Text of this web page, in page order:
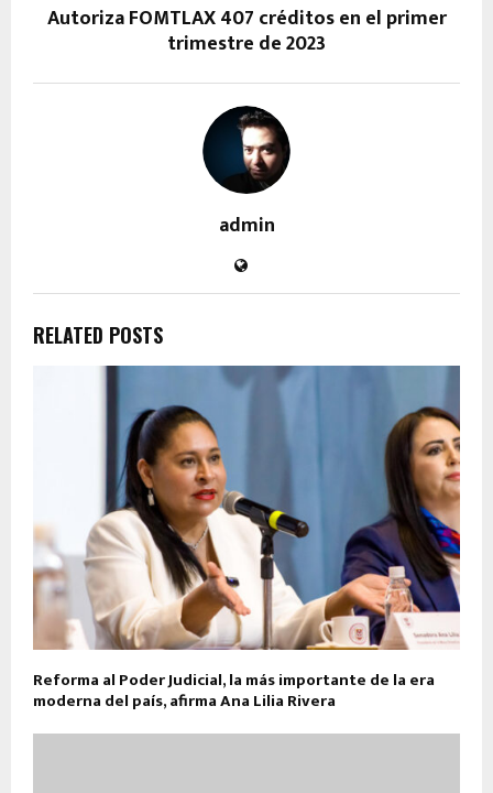
Autoriza FOMTLAX 407 créditos en el primer
trimestre de 2023
admin
RELATED POSTS
Reforma al Poder Judicial, la más importante de la era
moderna del país, afirma Ana Lilia Rivera